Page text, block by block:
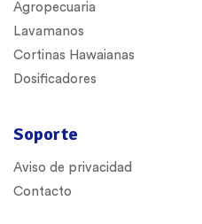
Agropecuaria
Lavamanos
Cortinas Hawaianas
Dosificadores
Soporte
Aviso de privacidad
Contacto